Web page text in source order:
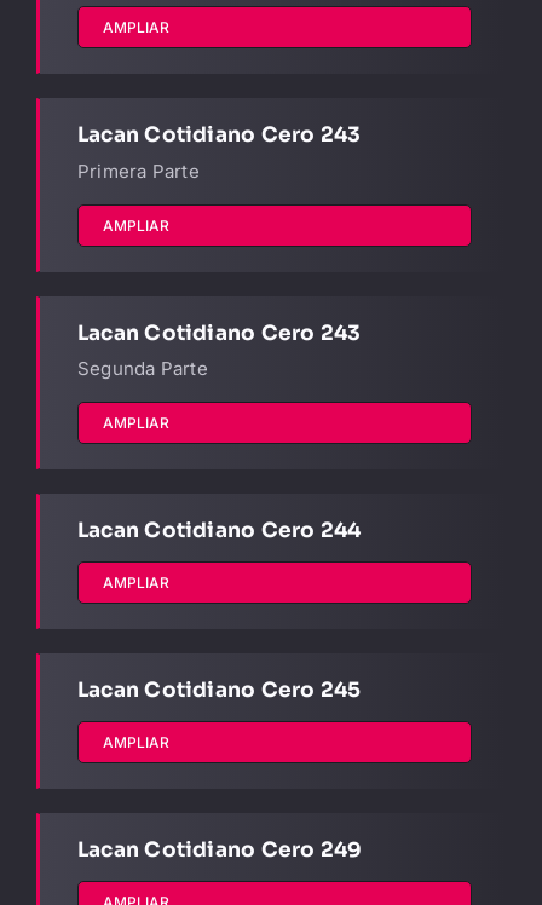
AMPLIAR
Lacan Cotidiano Cero 243
Primera Parte
AMPLIAR
Lacan Cotidiano Cero 243
Segunda Parte
AMPLIAR
Lacan Cotidiano Cero 244
AMPLIAR
Lacan Cotidiano Cero 245
AMPLIAR
Lacan Cotidiano Cero 249